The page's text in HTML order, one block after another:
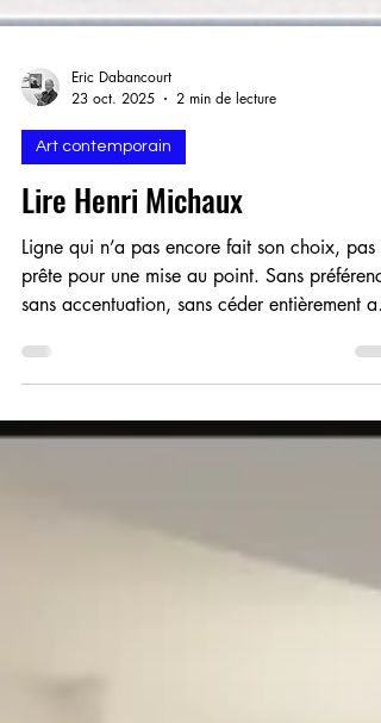
Eric Dabancourt
23 oct. 2025
2 min de lecture
Lire Henri Michaux
Ligne qui n’a pas encore fait son choix, pas
prête pour une mise au point. Sans préférence,
attirances. …Qui veille, qui erre. Ligne
distances, qui ne se soumet pas, aveugle à ce